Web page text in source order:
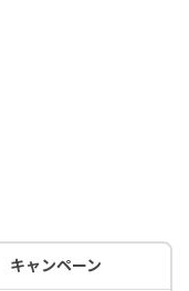
キャンペーン